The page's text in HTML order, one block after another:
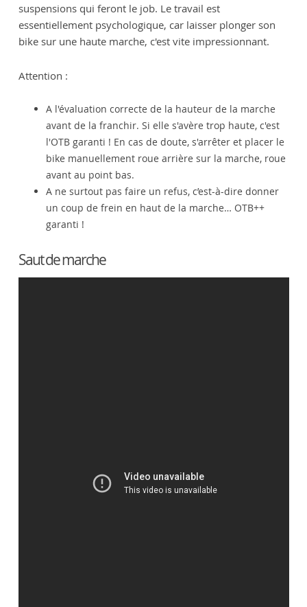
suspensions qui feront le job. Le travail est
essentiellement psychologique, car laisser plonger son
bike sur une haute marche, c'est vite impressionnant.
Attention :
A l'évaluation correcte de la hauteur de la marche
avant de la franchir. Si elle s'avère trop haute, c'est
l'OTB garanti ! En cas de doute, s'arrêter et placer le
bike manuellement roue arrière sur la marche, roue
avant au point bas.
A ne surtout pas faire un refus, c’est-à-dire donner
un coup de frein en haut de la marche… OTB++
garanti !
Saut de marche